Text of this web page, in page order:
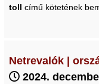
toll című kötetének
Netrevalók |
2024.